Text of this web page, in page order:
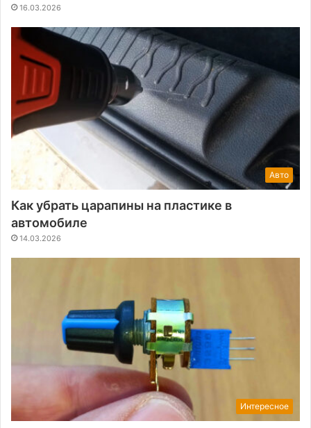
16.03.2026
Авто
Как убрать царапины на пластике в
автомобиле
14.03.2026
Интересное